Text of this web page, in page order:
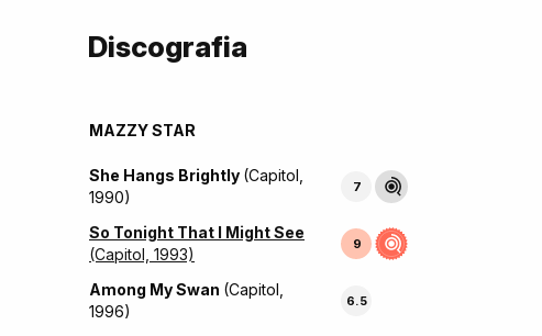
Discografia
MAZZY STAR
She Hangs Brightly (Capitol,
1990)
7
So Tonight That I Might See
(Capitol, 1993)
9
Among My Swan (Capitol,
1996)
6.5